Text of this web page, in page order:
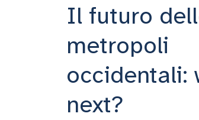
Il futuro
metropoli
occidentali:
next?